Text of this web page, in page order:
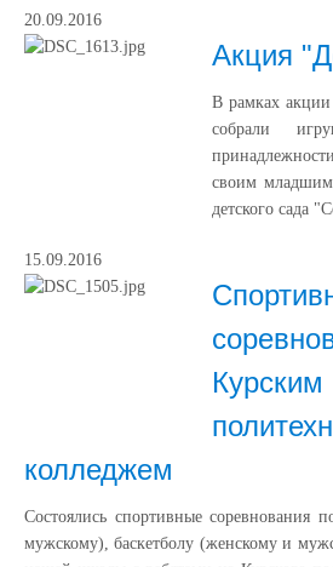
20.09.2016
Акция
В рамках
собрали
своим
детского сада
15.09.2016
Курским
колледжем
Состоялись спортивные соревнования
мужскому), баскетболу (женскому и